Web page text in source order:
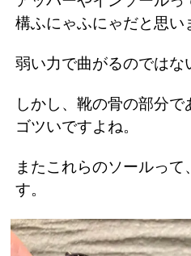
構ふにゃふにゃだと思い
弱い力で曲がるのではな
しかし、靴の骨の部分
ゴツいですよね。
またこれらのソールって
す。